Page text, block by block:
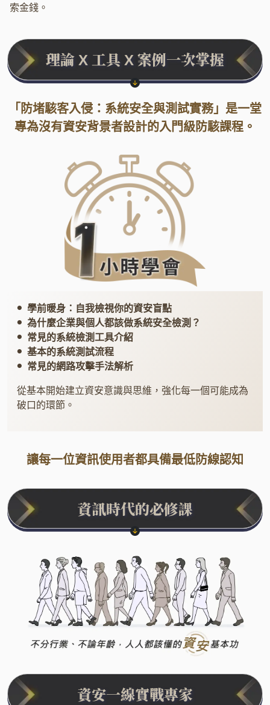
索金錢。
理論 X 工具 X 案例一次掌握
●
「防堵駭客入侵：系統安全與測試實務」是一堂
專為沒有資安背景者設計的入門級防駭課程。
● 學前暖身：自我檢視你的資安盲點
● 為什麼企業與個人都該做系統安全檢測？
● 常見的系統檢測工具介紹
● 基本的系統測試流程
●
常見的網路攻擊手法解析
從基本開始建立資安意識與思維，強化每一個可能成為
破口的環節。
讓每一位資訊使用者都具備最低防線認知
資訊時代的必修課
●
資安一線實戰專家